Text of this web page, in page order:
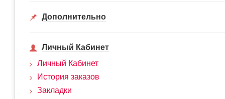
Дополнительно
Личный Кабинет
Личный Кабинет
История заказов
Закладки